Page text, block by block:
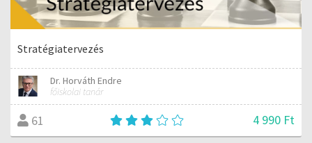
Stratégiatervezés
Dr. Horváth Endre
főiskolai tanár
61 4 990 Ft